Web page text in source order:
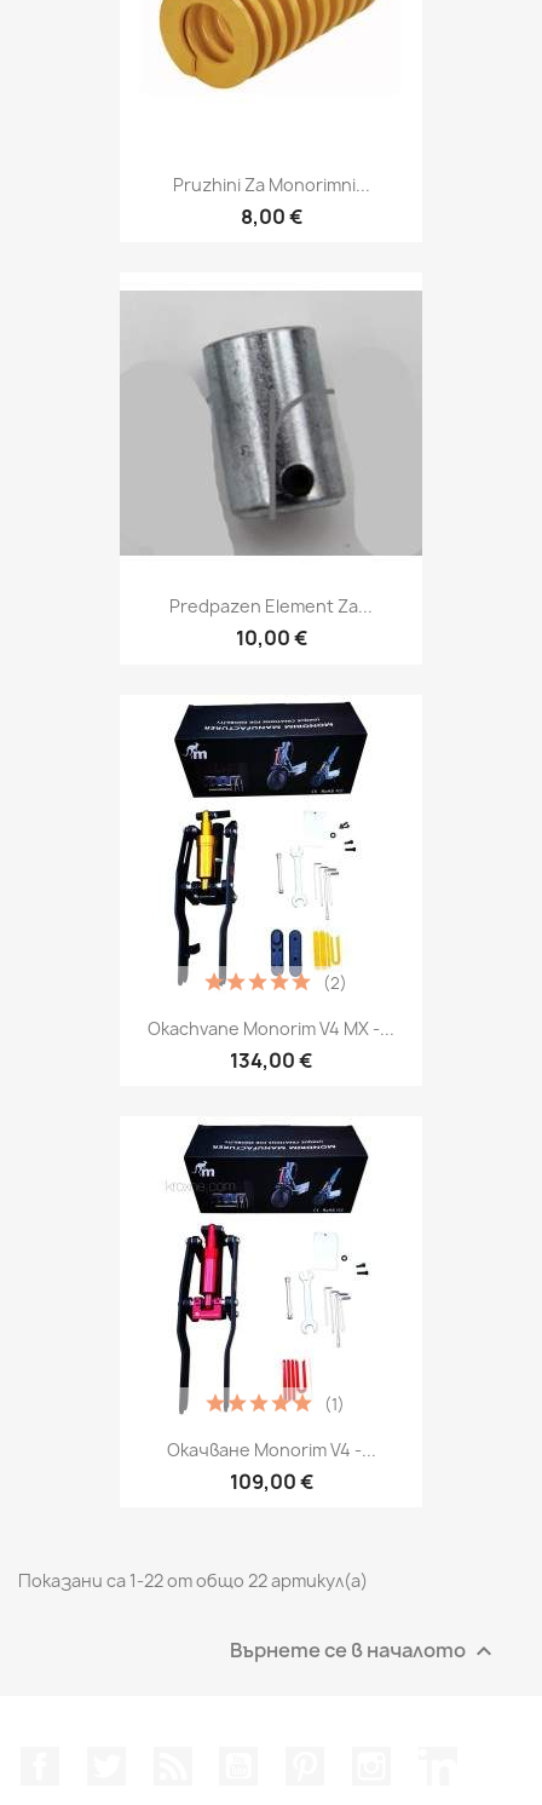
Pruzhini Za Monorimni...
8,00 €
Predpazen Element Za...
10,00 €
Okachvane Monorim V4 MX -...
134,00 €
(2)
Окачване Monorim V4 -...
109,00 €
(1)
Показани са 1-22 от общо 22 артикул(а)
Върнете се в началото 